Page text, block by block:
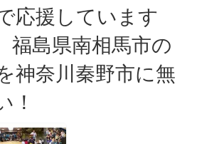
応援しています
福島県南相馬市の
神奈川秦野市に無
！